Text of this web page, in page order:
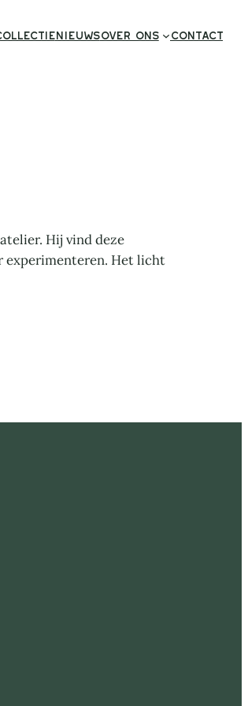
NieuwsOver ons Contact
Hij vind deze
experimenteren. Het licht